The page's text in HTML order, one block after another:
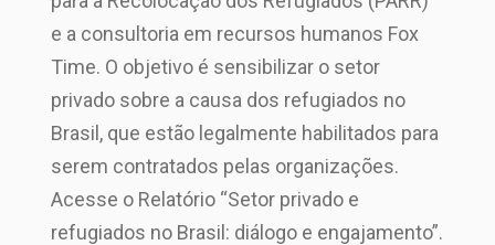
e a consultoria em recursos humanos Fox
Time. O objetivo é sensibilizar o setor
privado sobre a causa dos refugiados no
Brasil, que estão legalmente habilitados para
serem contratados pelas organizações.
Acesse o Relatório “Setor privado e
refugiados no Brasil: diálogo e engajamento”.